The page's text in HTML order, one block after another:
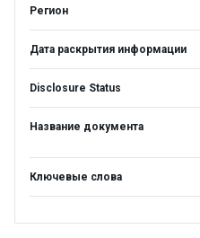
Регион
Дата раскрытия информации
Disclosure Status
Название документа
Ключевые слова